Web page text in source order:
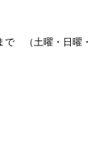
で （土曜・日曜・